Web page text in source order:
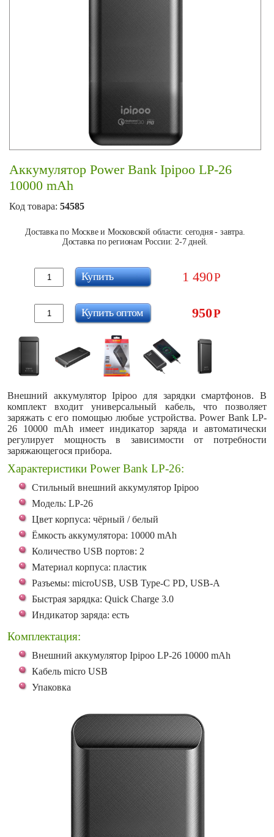
Аккумулятор Power Bank Ipipoo LP-26
10000 mAh
Код товара: 54585
Доставка по Москве и Московской области: сегодня - завтра.
Доставка по регионам России: 2-7 дней.
1 490Р
Купить
950Р
Купить оптом
Внешний аккумулятор Ipipoo для зарядки смартфонов. В
комплект входит универсальный кабель, что позволяет
заряжать с его помощью любые устройства. Power Bank LP-
26 10000 mAh имеет индикатор заряда и автоматически
регулирует мощность в зависимости от потребности
заряжающегося прибора.
Характеристики Power Bank LP-26:
Стильный внешний аккумулятор Ipipoo
Модель: LP-26
Цвет корпуса: чёрный / белый
Ёмкость аккумулятора: 10000 mAh
Количество USB портов: 2
Материал корпуса: пластик
Разъемы: microUSB, USB Type-C PD, USB-A
Быстрая зарядка: Quick Charge 3.0
Индикатор заряда: есть
Комплектация:
Внешний аккумулятор Ipipoo LP-26 10000 mAh
Кабель micro USB
Упаковка